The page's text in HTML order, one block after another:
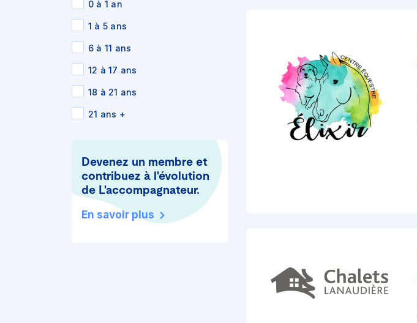
0 à 1 an
1 à 5 ans
6 à 11 ans
12 à 17 ans
18 à 21 ans
21 ans +
Devenez un membre et
contribuez à l'évolution
de L'accompagnateur.
En savoir plus